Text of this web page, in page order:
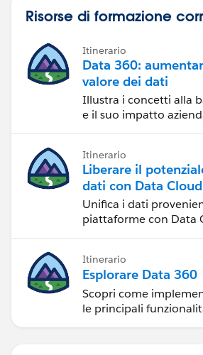
Risorse di formazione
Itinerario
Data 360:
valore dei dati
Illustra i concetti alla
e il suo impatto
Itinerario
Liberare il
dati con Data Cloud
Unifica i dati
piattaforme con Data
Itinerario
Esplorare Data 360
Scopri come
le principali